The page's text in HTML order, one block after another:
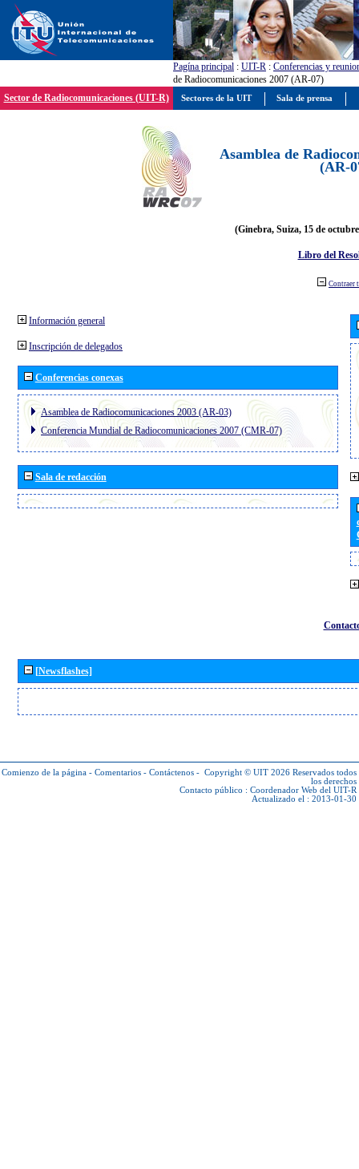
Pagína principal : UIT-R : Conferencias y
de Radiocomunicaciones 2007 (AR-07)
Sector de Radiocomunicaciones (UIT-R)
Asamblea de
(AR-
(Ginebra, Suiza, 15 de
Libro del
Contraer
Información general
Inscripción de delegados
Conferencias conexas
Asamblea de Radiocomunicaciones 2003 (AR-03)
Conferencia Mundial de Radiocomunicaciones 2007 (CMR-07)
Sala de redacción
[Newsflashes]
Comienzo de la página - Comentarios - Contáctenos - Copyright © UIT 2026 Reservados todos
los derechos
Contacto público : Coordenador Web del UIT-R
Actualizado el : 2013-01-30
Sectores de la UIT Sala de prensa